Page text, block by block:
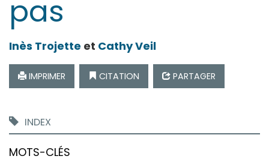
pas
Inès Trojette et CathyVeil
IMPRIMER CITATION PARTAGER
INDEX
MOTS-CLÉS